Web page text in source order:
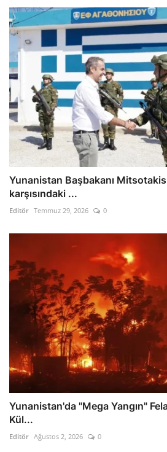
Yunanistan Başbakanı Mitsotakis
karşısındaki ...
Editör Temmuz 29, 2026 0
Yunanistan'da "Mega Yangın"
Kül...
Editör Ağustos 2, 2026 0